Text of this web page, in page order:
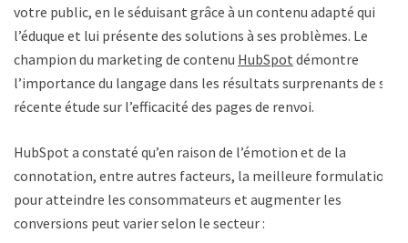
votre public, en le séduisant grâce à un contenu adapté qui
l’éduque et lui présente des solutions à ses problèmes. Le
champion du marketing de contenu HubSpot démontre
l’importance du langage dans les résultats surprenants de sa
récente étude sur l’efficacité des pages de renvoi.
HubSpot a constaté qu’en raison de l’émotion et de la
connotation, entre autres facteurs, la meilleure formulation
pour atteindre les consommateurs et augmenter les
conversions peut varier selon le secteur :